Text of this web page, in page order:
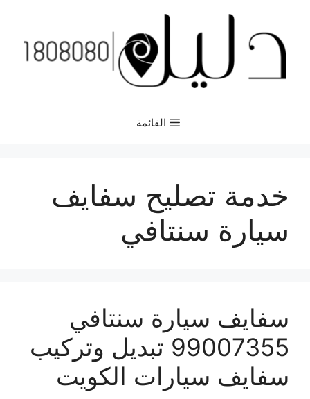
المحتوى
القائمة
خدمة تصليح سفايف
سيارة سنتافي
سفايف سيارة سنتافي
99007355 تبديل وتركيب
سفايف سيارات الكويت